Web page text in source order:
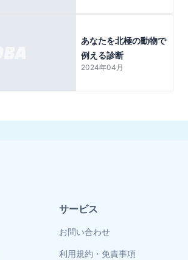
あなたを北極の動物で
例える診断
2024年04月
サービス
お問い合わせ
利用規約・免責事項